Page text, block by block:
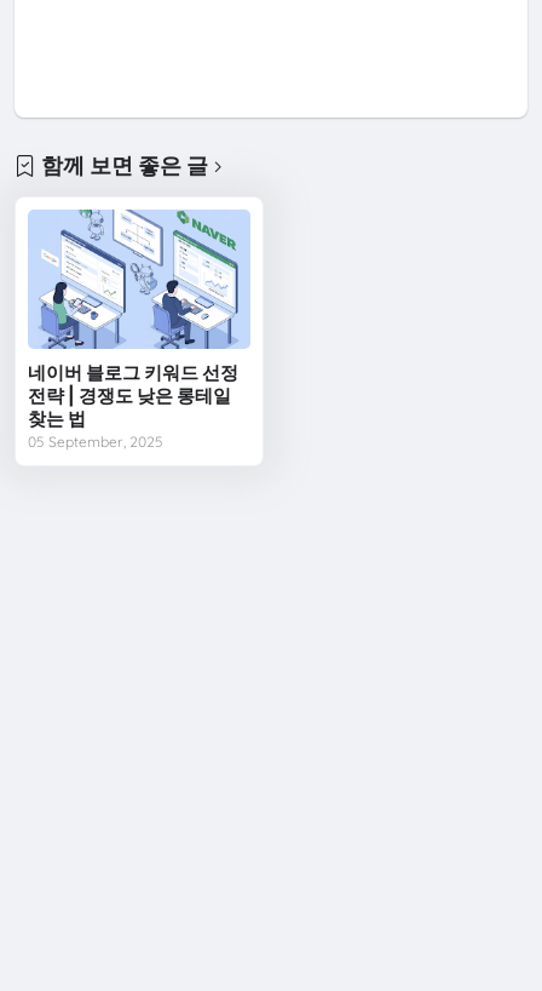
함께 보면 좋은 글
네이버 블로그 키워드 선정
전략 | 경쟁도 낮은 롱테일
찾는 법
05 September, 2025